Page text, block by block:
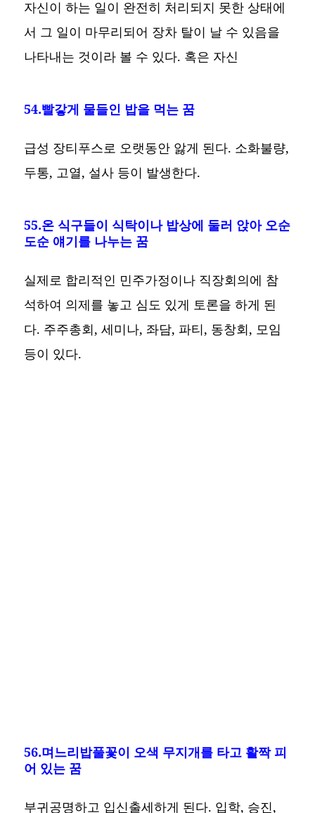
자신이 하는 일이 완전히 처리되지 못한 상태에
서 그 일이 마무리되어 장차 탈이 날 수 있음을
나타내는 것이라 볼 수 있다. 혹은 자신
54.빨갛게 물들인 밥을 먹는 꿈
급성 장티푸스로 오랫동안 앓게 된다. 소화불량,
두통, 고열, 설사 등이 발생한다.
55.온 식구들이 식탁이나 밥상에 둘러 앉아 오순
도순 얘기를 나누는 꿈
실제로 합리적인 민주가정이나 직장회의에 참
석하여 의제를 놓고 심도 있게 토론을 하게 된
다. 주주총회, 세미나, 좌담, 파티, 동창회, 모임
등이 있다.
56.며느리밥풀꽃이 오색 무지개를 타고 활짝 피
어 있는 꿈
부귀공명하고 입신출세하게 된다. 입학, 승진,